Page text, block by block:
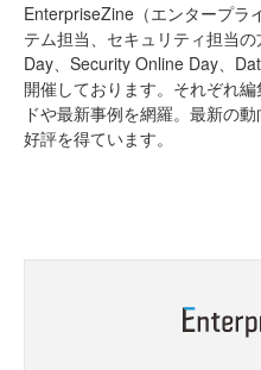
EnterpriseZine（エンタープラ
テム担当、セキュリティ担当
Day、Security Online Day、
開催しております。それぞれ
ドや最新事例を網羅。最新の
好評を得ています。